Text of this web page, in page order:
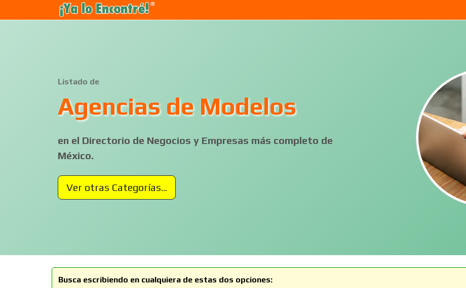
Listado de
Agencias de Modelos
en el Directorio de Negocios y Empresas más completo de
México.
Ver otras Categorías...
Busca escribiendo en cualquiera de estas dos opciones: